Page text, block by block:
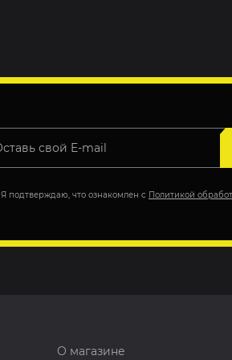
Я подтверждаю, что ознакомлен с Политикой
О магазине